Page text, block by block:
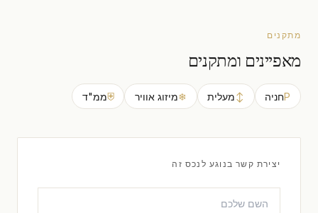
מתקנים
מאפיינים ומתקנים
Pחניה ↕מעלית ❄מיזוג אוויר ⛨ממ"ד
יצירת קשר בנוגע לנכס זה